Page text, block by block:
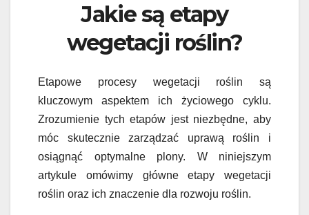
Jakie są etapy
wegetacji roślin?
Etapowe procesy wegetacji roślin są
kluczowym aspektem ich życiowego cyklu.
Zrozumienie tych etapów jest niezbędne, aby
móc skutecznie zarządzać uprawą roślin i
osiągnąć optymalne plony. W niniejszym
artykule omówimy główne etapy wegetacji
roślin oraz ich znaczenie dla rozwoju roślin.